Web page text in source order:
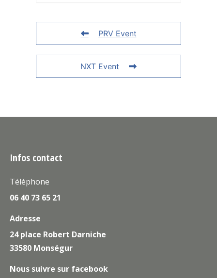
PRV Event
NXT Event
Infos contact
Téléphone
06 40 73 65 21
Adresse
24 place Robert Darniche
33580 Monségur
Nous suivre sur facebook